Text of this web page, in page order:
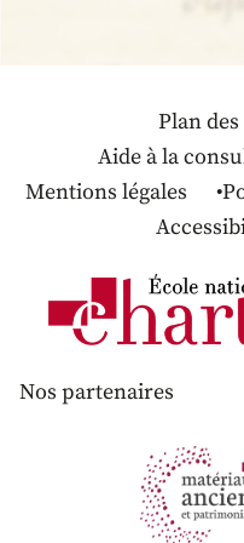
Plan
Aide à la
Mentions légales
Nos partenaires